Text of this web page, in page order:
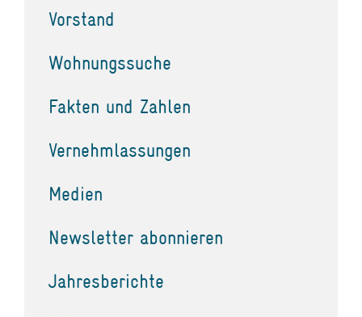
Vorstand
Wohnungssuche
Fakten und Zahlen
Vernehmlassungen
Medien
Newsletter abonnieren
Jahresberichte